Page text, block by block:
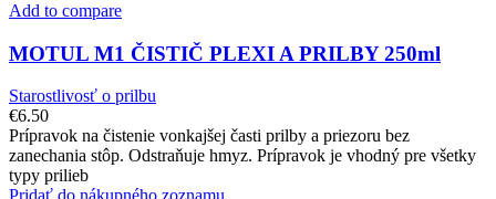
Add to compare
MOTUL M1 ČISTIČ PLEXI A PRILBY 250ml
Starostlivosť o prilbu
€6.50
Prípravok na čistenie vonkajšej časti prilby a priezoru bez
zanechania stôp. Odstraňuje hmyz. Prípravok je vhodný pre všetky
typy prilieb